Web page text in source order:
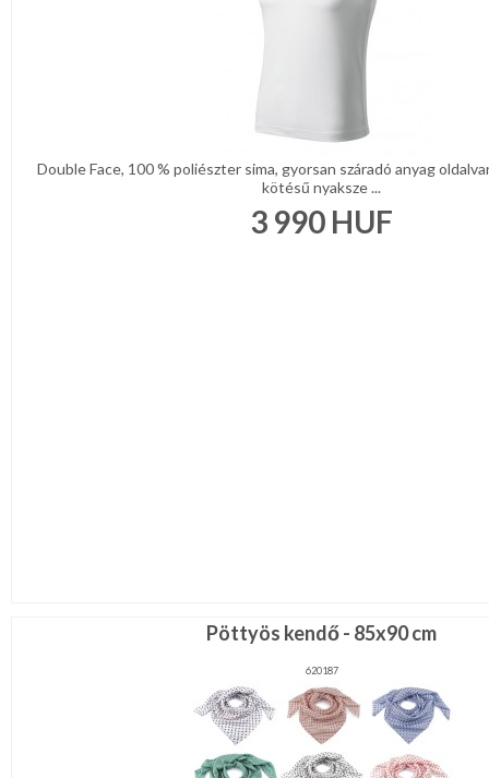
Double Face, 100 % poliészter sima, gyorsan száradó anyag
kötésű nyaksze ...
3 990 HUF
Pöttyös kendő - 85x90 cm
620187